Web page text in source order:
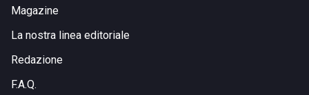
Magazine
La nostra linea editoriale
Redazione
F.A.Q.